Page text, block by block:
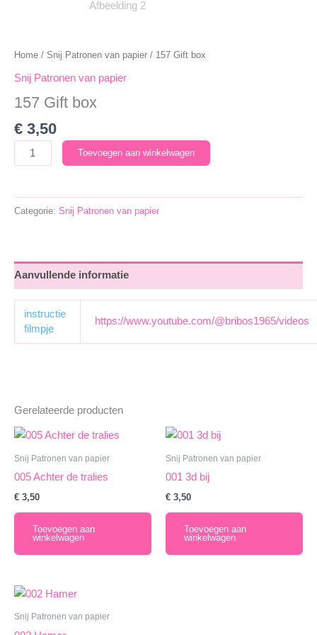
Home / Snij Patronen van papier / 157 Gift box
Snij Patronen van papier
157 Gift box
€ 3,50
Gift
aantal
Toevoegen aan winkelwagen
Categorie: Snij Patronen van papier
Aanvullende informatie
instructie
filmpje
https://www.youtube.com/@bribos1965/videos
Gerelateerde producten
Snij Patronen van papier
005 Achter de tralies
€ 3,50
Toevoegen aan
winkelwagen
Snij Patronen van papier
001 3d bij
€ 3,50
Toevoegen aan
winkelwagen
Snij Patronen van papier